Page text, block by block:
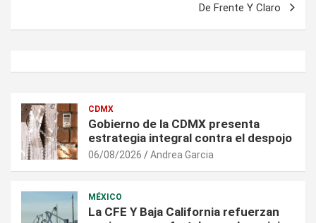
De Frente Y Claro
CDMX
Gobierno de la CDMX presenta
estrategia integral contra el despojo
06/08/2026 Andrea Garcia
MÉXICO
La CFE Y Baja California refuerzan